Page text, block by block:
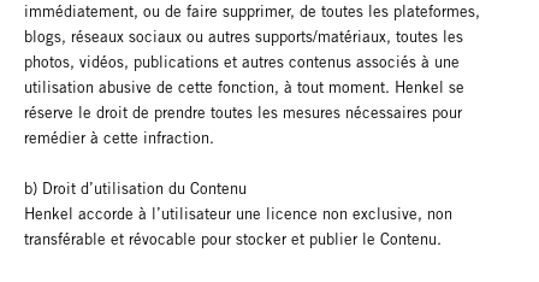
immédiatement, ou de faire supprimer, de toutes les plateformes,
blogs, réseaux sociaux ou autres supports/matériaux, toutes les
photos, vidéos, publications et autres contenus associés à une
utilisation abusive de cette fonction, à tout moment. Henkel se
réserve le droit de prendre toutes les mesures nécessaires pour
remédier à cette infraction.
b) Droit d’utilisation du Contenu
Henkel accorde à l’utilisateur une licence non exclusive, non
transférable et révocable pour stocker et publier le Contenu.